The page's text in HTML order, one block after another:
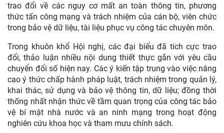
trao đổi về các nguy cơ mất an toàn thông tin, phương
thức tấn công mạng và trách nhiệm của cán bộ, viên chức
trong bảo vệ dữ liệu, tài liệu phục vụ công tác chuyên môn.
Trong khuôn khổ Hội nghị, các đại biểu đã tích cực trao
đổi, thảo luận nhiều nội dung thiết thực gắn với yêu cầu
chuyển đổi số hiện nay. Các ý kiến tập trung vào việc nâng
cao ý thức chấp hành pháp luật, trách nhiệm trong quản lý,
khai thác, sử dụng và bảo vệ thông tin, dữ liệu; đồng thời
thống nhất nhận thức về tầm quan trọng của công tác bảo
vệ bí mật nhà nước và an ninh mạng trong hoạt động
nghiên cứu khoa học và tham mưu chính sách.